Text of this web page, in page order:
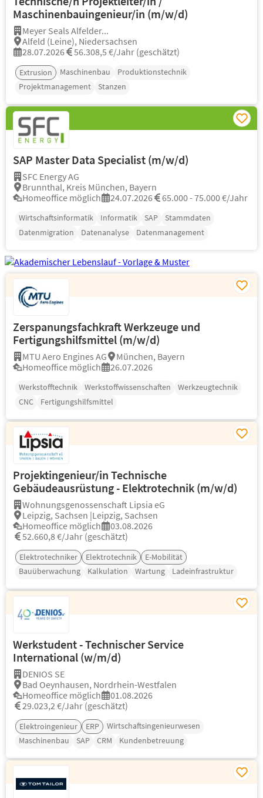
Maschinenbauingenieur/in (m/w/d)
Meyer Seals Alfelder...
Alfeld (Leine), Niedersachsen
28.07.2026
56.308,5 €/Jahr (geschätzt)
Extrusion Maschinenbau
Produktionstechnik
Projektmanagement
Stanzen
SAP Master Data Specialist (m/w/d)
SFC Energy AG
Brunnthal, Kreis München, Bayern
Homeoffice möglich
24.07.2026 65.000 - 75.000 €/Jahr
Wirtschaftsinformatik Informatik SAP
Stammdaten
Datenmigration
Datenanalyse Datenmanagement
Zerspanungsfachkraft Werkzeuge und
Fertigungshilfsmittel (m/w/d)
MTU Aero Engines AG
München, Bayern
Homeoffice möglich
26.07.2026
Werkstofftechnik Werkstoffwissenschaften
Werkzeugtechnik
CNC
Fertigungshilfsmittel
Projektingenieur/in Technische
Gebäudeausrüstung - Elektrotechnik (m/w/d)
Wohnungsgenossenschaft Lipsia eG
Leipzig, Sachsen |Leipzig, Sachsen
Homeoffice möglich
03.08.2026
52.660,8 €/Jahr (geschätzt)
Elektrotechniker Elektrotechnik
E-Mobilität
Bauüberwachung
Kalkulation Wartung Ladeinfrastruktur
Werkstudent - Technischer Service
International (w/m/d)
DENIOS SE
Bad Oeynhausen, Nordrhein-Westfalen
Homeoffice möglich
01.08.2026
29.023,2 €/Jahr (geschätzt)
Elektroingenieur ERP
Wirtschaftsingenieurwesen
Maschinenbau
SAP CRM Kundenbetreuung